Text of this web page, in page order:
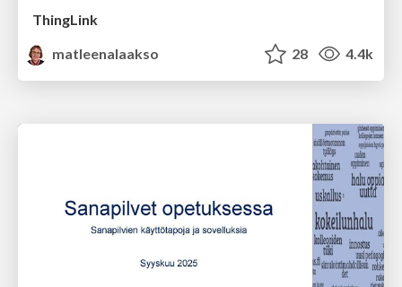
ThingLink
matleenalaakso
28 4.4k